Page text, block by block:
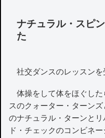
ナチュラル・スピ
た
社交ダンスのレッスンを
体操をして体をほぐした
スのクォーター・ターン
のナチュラル・ターンと
ド・チェックのコンビネ